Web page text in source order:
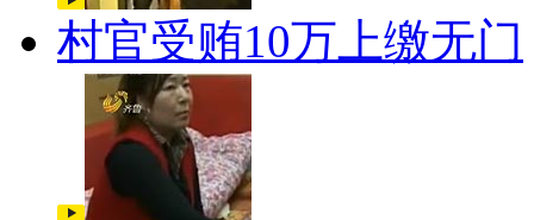
村官受贿10万上缴无门